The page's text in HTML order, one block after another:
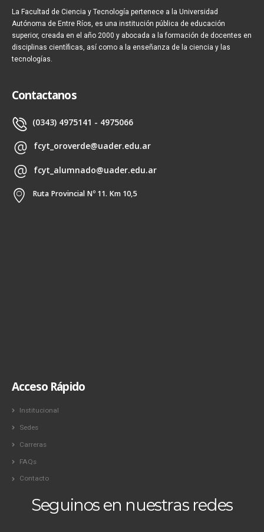
La Facultad de Ciencia y Tecnología pertenece a la Universidad
Autónoma de Entre Ríos, es una institución pública de educación
superior, creada en el año 2000 y abocada a la formación de docentes en
disciplinas científicas, así como a la enseñanza de la ciencia y las
tecnologías.
Contactanos
(0343) 4975141 - 4975066
fcyt_oroverde@uader.edu.ar
fcyt_alumnado@uader.edu.ar
Ruta Provincial Nº 11. Km 10,5
Acceso Rápido
Institucional
Sedes
Carreras
FAQs
Contacto
Seguinos en nuestras redes